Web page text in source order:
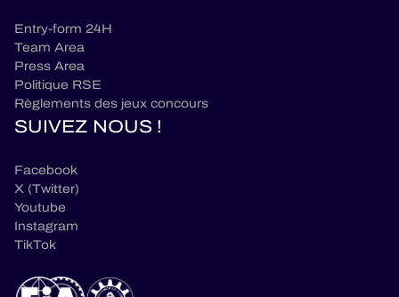
Entry-form 24H
Team Area
Press Area
Politique RSE
Règlements des jeux concours
SUIVEZ NOUS !
Facebook
X (Twitter)
Youtube
Instagram
TikTok